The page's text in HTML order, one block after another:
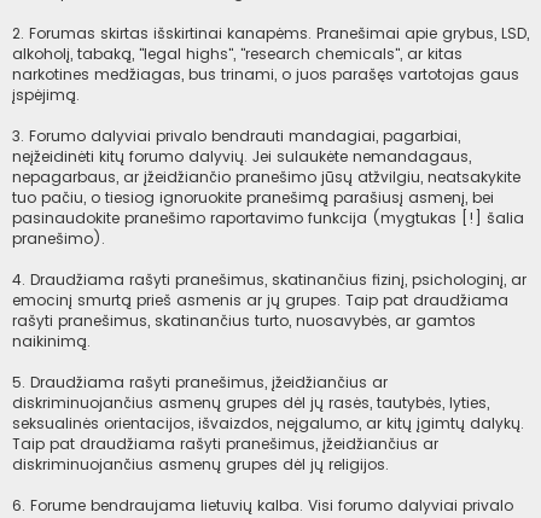
2. Forumas skirtas išskirtinai kanapėms. Pranešimai apie grybus, LSD,
alkoholį, tabaką, "legal highs", "research chemicals", ar kitas
narkotines medžiagas, bus trinami, o juos parašęs vartotojas gaus
įspėjimą.
3. Forumo dalyviai privalo bendrauti mandagiai, pagarbiai,
neįžeidinėti kitų forumo dalyvių. Jei sulaukėte nemandagaus,
nepagarbaus, ar įžeidžiančio pranešimo jūsų atžvilgiu, neatsakykite
tuo pačiu, o tiesiog ignoruokite pranešimą parašiusį asmenį, bei
pasinaudokite pranešimo raportavimo funkcija (mygtukas [!] šalia
pranešimo).
4. Draudžiama rašyti pranešimus, skatinančius fizinį, psichologinį, ar
emocinį smurtą prieš asmenis ar jų grupes. Taip pat draudžiama
rašyti pranešimus, skatinančius turto, nuosavybės, ar gamtos
naikinimą.
5. Draudžiama rašyti pranešimus, įžeidžiančius ar
diskriminuojančius asmenų grupes dėl jų rasės, tautybės, lyties,
seksualinės orientacijos, išvaizdos, neįgalumo, ar kitų įgimtų dalykų.
Taip pat draudžiama rašyti pranešimus, įžeidžiančius ar
diskriminuojančius asmenų grupes dėl jų religijos.
6. Forume bendraujama lietuvių kalba. Visi forumo dalyviai privalo